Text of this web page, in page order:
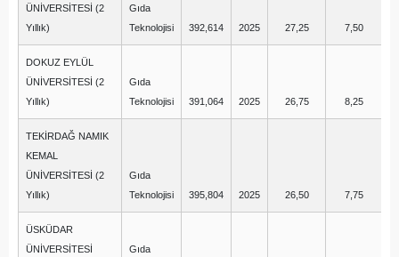
ÜNİVERSİTESİ (2
Yıllık)
Gıda
Teknolojisi
392,614 2025 27,25 7,50
DOKUZ EYLÜL
ÜNİVERSİTESİ (2
Yıllık)
Gıda
Teknolojisi
391,064 2025 26,75 8,25
TEKİRDAĞ NAMIK
KEMAL
ÜNİVERSİTESİ (2
Yıllık)
Gıda
Teknolojisi
395,804 2025 26,50 7,75
ÜSKÜDAR
ÜNİVERSİTESİ
Gıda